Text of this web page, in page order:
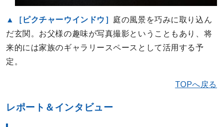
▲［ピクチャーウインドウ］ 庭の風景を巧みに取り込ん
だ玄関。お父様の趣味が写真撮影ということもあり、将
来的には家族のギャラリースペースとして活用する予
定。
TOPへ戻る
レポート＆インタビュー